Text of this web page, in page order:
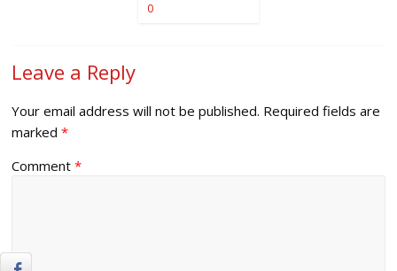
0
Leave a Reply
Your email address will not be published. Required fields are
marked*
Comment*